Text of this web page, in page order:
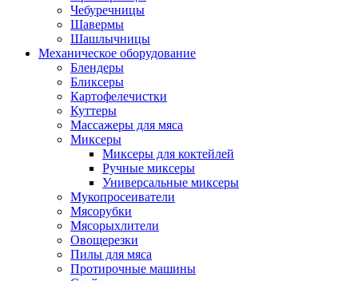
Чебуречницы
Шавермы
Шашлычницы
Механическое оборудование
Блендеры
Бликсеры
Картофелечистки
Куттеры
Массажеры для мяса
Миксеры
Миксеры для коктейлей
Ручные миксеры
Универсальные миксеры
Мукопросеиватели
Мясорубки
Мясорыхлители
Овощерезки
Пилы для мяса
Протирочные машины